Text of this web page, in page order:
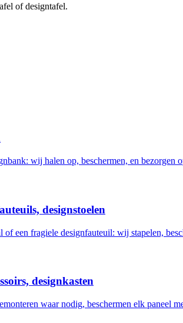
of designtafel.
wij halen op, beschermen, en bezorgen
designstoelen
of een fragiele designfauteuil: wij stapelen,
designkasten
waar nodig, beschermen elk paneel